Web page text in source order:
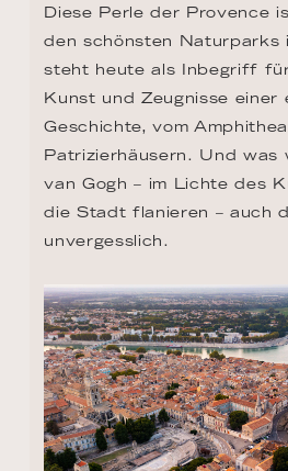
Diese Perle der Provence
den schönsten Naturparks
steht heute als Inbegriff
Kunst und Zeugnisse einer
Geschichte, vom
Patrizierhäusern. Und was
van Gogh – im Lichte des
die Stadt flanieren – auch
unvergesslich.